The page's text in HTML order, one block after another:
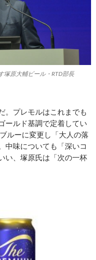
塚原大輔ビール・RTD部長
。プレモルはこれまでも
ールド基調で定着してい
ルーに変更し「大人の落
中味についても「深いコ
い、塚原氏は「次の一杯